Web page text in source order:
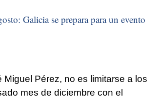
Galicia se prepara para un evento
Pérez, no es limitarse a los
mes de diciembre con el